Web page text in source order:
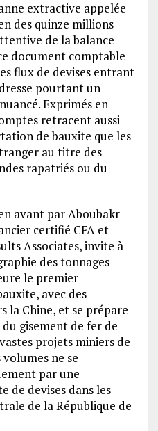
extractive appelée
des quinze millions
de la balance
document comptable
flux de devises entrant
pourtant un
Exprimés en
retracent aussi
de bauxite que les
au titre des
rapatriés ou du
avant par Aboubakr
certifié CFA et
Associates, invite à
des tonnages
le premier
avec des
la Chine, et se prépare
gisement de fer de
projets miniers de
ne se
par une
de devises dans les
de la République de